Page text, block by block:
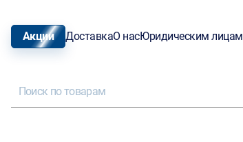
Акции ДоставкаО насЮридическим лицам